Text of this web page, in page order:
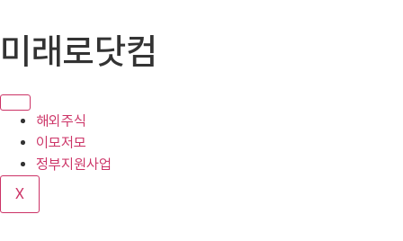
텐
로
기
미래로닷컴
해외주식
이모저모
정부지원사업
X